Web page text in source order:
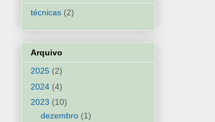
técnicas (2)
Arquivo
2025 (2)
2024 (4)
2023 (10)
dezembro (1)